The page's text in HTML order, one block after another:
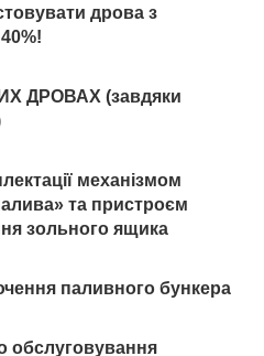
дрова з
ДРОВАХ (завдяки
механізмом
та пристроєм
зольного ящика
паливного бункера
обслуговування